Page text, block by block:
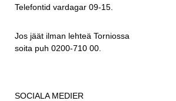
Telefontid vardagar 09-15.
Jos jäät ilman lehteä Torniossa
soita puh 0200-710 00.
SOCIALA MEDIER